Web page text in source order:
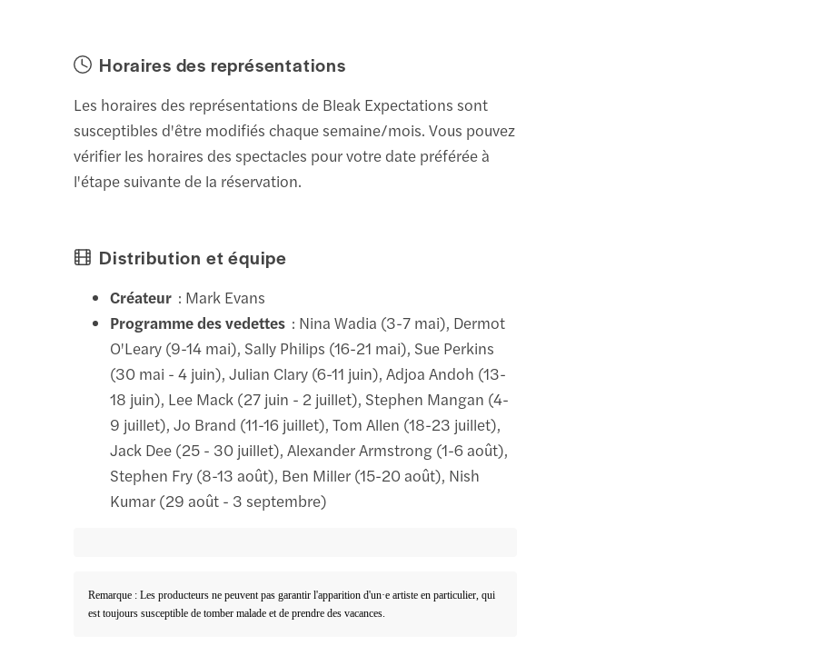
Horaires des représentations
Les horaires des représentations de Bleak Expectations sont
susceptibles d'être modifiés chaque semaine/mois. Vous pouvez
vérifier les horaires des spectacles pour votre date préférée à
l'étape suivante de la réservation.
Distribution et équipe
Créateur : Mark Evans
Programme des vedettes : Nina Wadia (3-7 mai), Dermot
O'Leary (9-14 mai), Sally Philips (16-21 mai), Sue Perkins
(30 mai - 4 juin), Julian Clary (6-11 juin), Adjoa Andoh (13-
18 juin), Lee Mack (27 juin - 2 juillet), Stephen Mangan (4-
9 juillet), Jo Brand (11-16 juillet), Tom Allen (18-23 juillet),
Jack Dee (25 - 30 juillet), Alexander Armstrong (1-6 août),
Stephen Fry (8-13 août), Ben Miller (15-20 août), Nish
Kumar (29 août - 3 septembre)
Remarque : Les producteurs ne peuvent pas garantir l'apparition d'un·e artiste en particulier, qui
est toujours susceptible de tomber malade et de prendre des vacances.